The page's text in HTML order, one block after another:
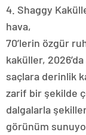
4. Shaggy
hava,
70’lerin özgür
kaküller,
saçlara derinlik
zarif bir şekilde
dalgalarla
görünüm